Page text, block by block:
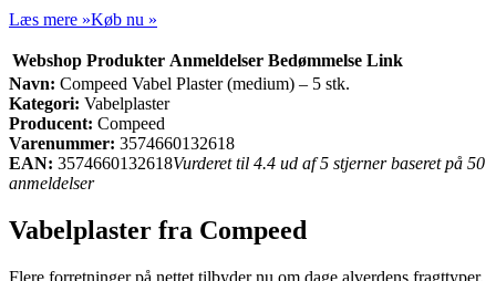
Læs mere »Køb nu »
Webshop Produkter Anmeldelser Bedømmelse Link
Navn: Compeed Vabel Plaster (medium) – 5 stk.
Kategori: Vabelplaster
Producent: Compeed
Varenummer: 3574660132618
EAN: 3574660132618Vurderet til 4.4 ud af 5 stjerner baseret på 50
anmeldelser
Vabelplaster fra Compeed
Flere forretninger på nettet tilbyder nu om dage alverdens fragttyper.